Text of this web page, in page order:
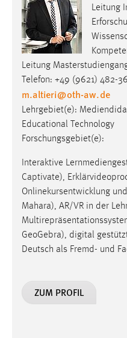
Leitung
Leitung
Telefon: +49 (9621) 482-
m.altieri@oth-aw.de
Lehrgebiet(e):
Educational Technology
Forschungsgebiet(e):
Interaktive
Captivate),
Onlinekursentwicklung
Mahara), AR/VR in der
GeoGebra), digital
Deutsch als Fremd- und
ZUM PROFIL